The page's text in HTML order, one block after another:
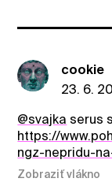
cookie
23. 6.
@svajka serus
https://
ngz-nepridu-
Zobraziť vlákno